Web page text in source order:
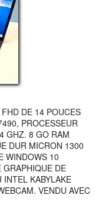
DE 14 POUCES
PROCESSEUR
GHZ. 8 GO RAM
DUR MICRON 1300
WINDOWS 10
GRAPHIQUE DE
KABYLAKE
VENDU AVEC